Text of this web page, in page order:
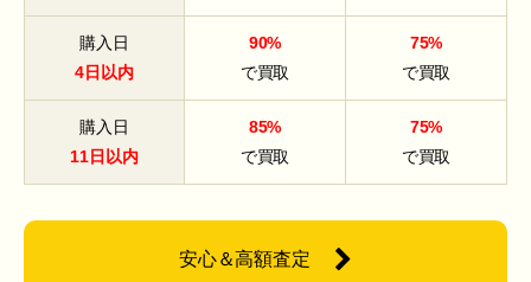
購入日
4日以内
90%
で買取
75%
で買取
購入日
11日以内
85%
で買取
75%
で買取
安心＆高額査定